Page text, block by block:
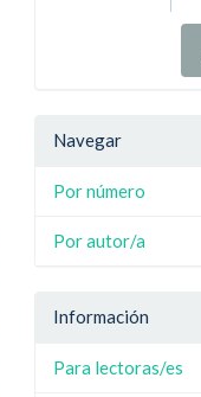
Navegar
Por número
Por autor/a
Información
Para lectoras/es